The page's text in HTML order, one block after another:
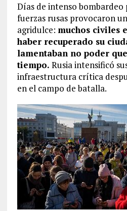
Días de intenso
fuerzas rusas provocaron
agridulce: muchos civiles
haber recuperado su
lamentaban no poder
tiempo. Rusia intensificó
infraestructura crítica
en el campo de batalla.